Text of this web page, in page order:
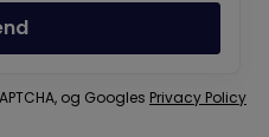
og Googles Privacy Policy